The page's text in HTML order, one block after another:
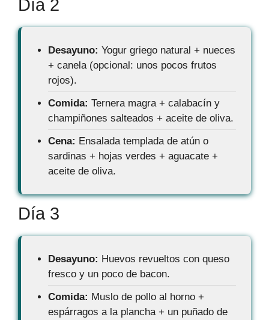
Día 2
Desayuno: Yogur griego natural + nueces
+ canela (opcional: unos pocos frutos
rojos).
Comida: Ternera magra + calabacín y
champiñones salteados + aceite de oliva.
Cena: Ensalada templada de atún o
sardinas + hojas verdes + aguacate +
aceite de oliva.
Día 3
Desayuno: Huevos revueltos con queso
fresco y un poco de bacon.
Comida: Muslo de pollo al horno +
espárragos a la plancha + un puñado de